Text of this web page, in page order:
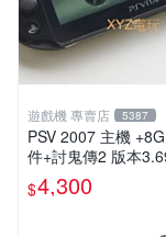
遊戲機 專賣店 5387
PSV 2007 主機
件+討鬼傳2 版本3.69 PS Vita
$4,300